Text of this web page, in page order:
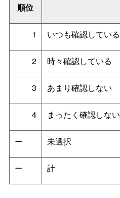
順位
1 いつも確認している
2 時々確認している
3 あまり確認しない
4 まったく確認しない
ー 未選択
ー 計